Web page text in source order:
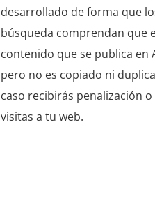
desarrollado de forma que
búsqueda comprendan que
contenido que se publica en
pero no es copiado ni
caso recibirás penalización
visitas a tu web.